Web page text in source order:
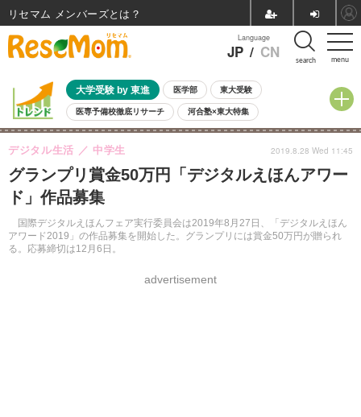
menu
Language
JP / CN search
大学受験 by 東進 医学部 東大受験
医専予備校徹底リサーチ 河合塾×東大特集
親子で考える大学選び 高校受験 中学受験 小学校受験
共通テスト 夏休み
8月開催イベント・WS 全国公立高校 過去問 人気記事
自由研究教材（小学生向け）
グランプリ賞金50万円「デジタルえほんアワー
ド」作品募集
国際デジタルえほんフェア実行委員会は2019年8月27日、「デジタルえほん
アワード2019」の作品募集を開始した。グランプリには賞金50万円が贈られ
る。応募締切は12月6日。
デジタル生活 中学生
advertisement
2019.8.28 Wed 11:45
リセマム メンバーズ